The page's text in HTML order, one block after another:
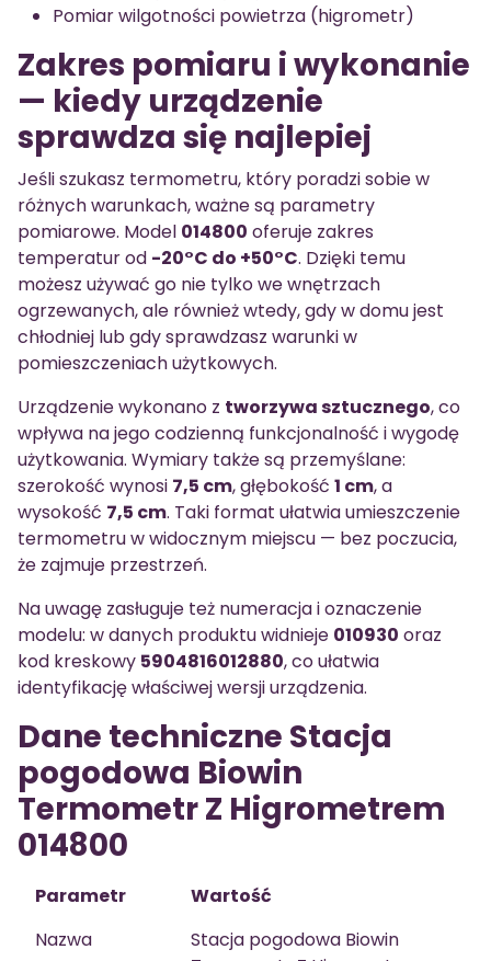
Pomiar wilgotności powietrza (higrometr)
Zakres pomiaru i wykonanie
— kiedy urządzenie
sprawdza się najlepiej
Jeśli szukasz termometru, który poradzi sobie w
różnych warunkach, ważne są parametry
pomiarowe. Model 014800 oferuje zakres
temperatur od -20°C do +50°C. Dzięki temu
możesz używać go nie tylko we wnętrzach
ogrzewanych, ale również wtedy, gdy w domu jest
chłodniej lub gdy sprawdzasz warunki w
pomieszczeniach użytkowych.
Urządzenie wykonano z tworzywa sztucznego, co
wpływa na jego codzienną funkcjonalność i wygodę
użytkowania. Wymiary także są przemyślane:
szerokość wynosi 7,5 cm, głębokość 1 cm, a
wysokość 7,5 cm. Taki format ułatwia umieszczenie
termometru w widocznym miejscu — bez poczucia,
że zajmuje przestrzeń.
Na uwagę zasługuje też numeracja i oznaczenie
modelu: w danych produktu widnieje 010930 oraz
kod kreskowy 5904816012880, co ułatwia
identyfikację właściwej wersji urządzenia.
Dane techniczne Stacja
pogodowa Biowin
Termometr Z Higrometrem
014800
Parametr
Wartość
Nazwa
Stacja pogodowa Biowin